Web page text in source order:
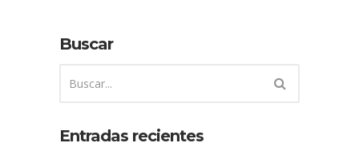
Buscar
Entradas recientes